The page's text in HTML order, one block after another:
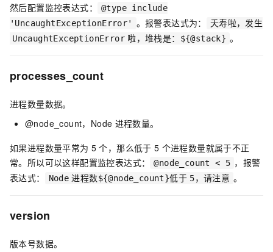
然后配置监控表达式：
@type include
'UncaughtExceptionError'
。报警表达式为：
夭寿啦，发生
UncaughtExceptionError 啦，堆栈是：${@stack} 。
processes_count
进程数量数据。
@node_count，Node 进程数量。
如果进程数量平常为 5 个，那么低于 5 个进程数量就属于不正
常。所以可以这样配置监控表达式：
@node_count < 5 ，报警
表达式：
Node 进程数${@node_count}低于 5，请注意 。
version
版本号数据。